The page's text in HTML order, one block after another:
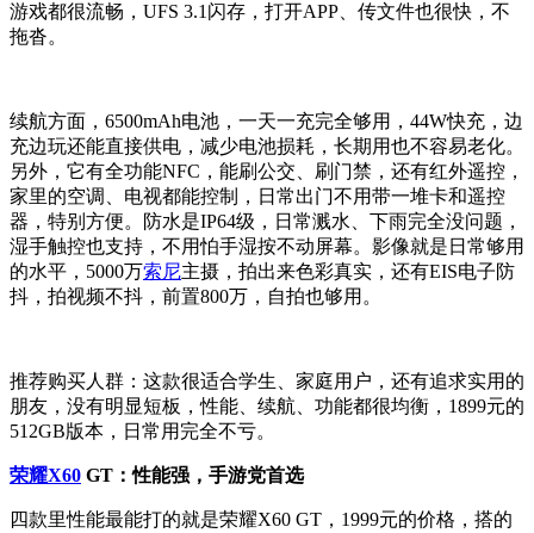
游戏都很流畅，UFS 3.1闪存，打开APP、传文件也很快，不
拖沓。
续航方面，6500mAh电池，一天一充完全够用，44W快充，边
充边玩还能直接供电，减少电池损耗，长期用也不容易老化。
另外，它有全功能NFC，能刷公交、刷门禁，还有红外遥控，
家里的空调、电视都能控制，日常出门不用带一堆卡和遥控
器，特别方便。防水是IP64级，日常溅水、下雨完全没问题，
湿手触控也支持，不用怕手湿按不动屏幕。影像就是日常够用
的水平，5000万索尼主摄，拍出来色彩真实，还有EIS电子防
抖，拍视频不抖，前置800万，自拍也够用。
推荐购买人群： 这款很适合学生、家庭用户，还有追求实用的
朋友，没有明显短板，性能、续航、功能都很均衡，1899元的
512GB版本，日常用完全不亏。
荣耀X60 GT：性能强，手游党首选
四款里性能最能打的就是荣耀X60 GT，1999元的价格，搭的